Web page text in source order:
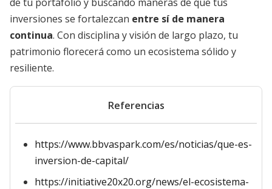
inversiones se fortalezcan entre sí de manera
continua. Con disciplina y visión de largo plazo, tu
patrimonio florecerá como un ecosistema sólido y
resiliente.
Referencias
https://www.bbvaspark.com/es/noticias/que-es-
inversion-de-capital/
https://initiative20x20.org/news/el-ecosistema-